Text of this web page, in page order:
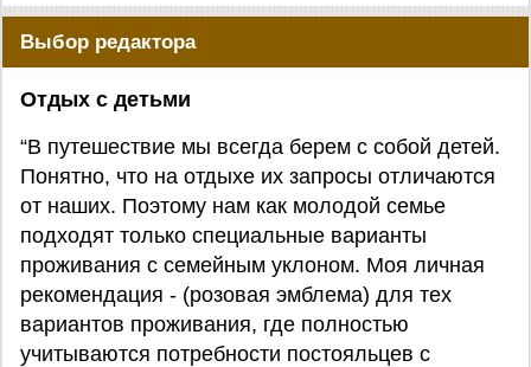
Выбор редактора
Отдых с детьми
“В путешествие мы всегда берем с собой детей.
Понятно, что на отдыхе их запросы отличаются
от наших. Поэтому нам как молодой семье
подходят только специальные варианты
проживания с семейным уклоном. Моя личная
рекомендация - (розовая эмблема) для тех
вариантов проживания, где полностью
учитываются потребности постояльцев с